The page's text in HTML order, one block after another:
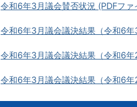
令和6年3月議会賛否状況 (PDFフ
令和6年3月議会議決結果（令和6
令和6年3月議会議決結果（令和6
令和6年3月議会議決結果（令和6